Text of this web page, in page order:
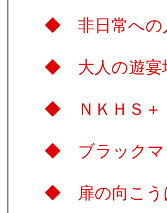
◆ 非日
◆ 大人
◆ Ｎ
◆ ブラ
◆ 扉の